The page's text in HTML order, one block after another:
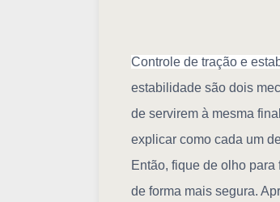
Controle de tração e
estabilidade são dois
de servirem à mesma
explicar como cada um
Então, fique de olho
de forma mais segura.